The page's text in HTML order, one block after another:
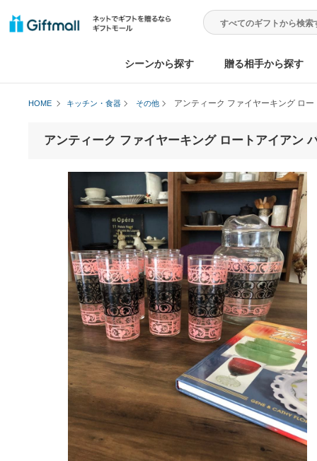
シーンから探す 贈る相手か